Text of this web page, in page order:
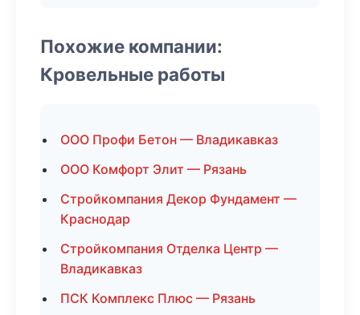
Похожие компании:
Кровельные работы
ООО Профи Бетон — Владикавказ
ООО Комфорт Элит — Рязань
Стройкомпания Декор Фундамент —
Краснодар
Стройкомпания Отделка Центр —
Владикавказ
ПСК Комплекс Плюс — Рязань